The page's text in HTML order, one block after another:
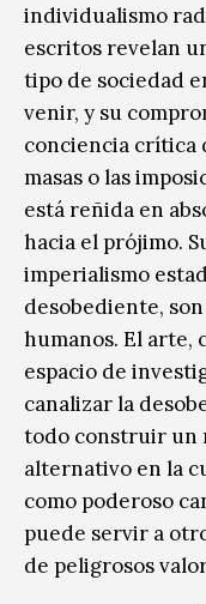
individualismo
escritos revelan
tipo de sociedad
venir, y su
conciencia crítica
masas o las
está reñida en
hacia el prójimo.
imperialismo
desobediente,
humanos. El arte,
espacio de
canalizar la
todo construir un
alternativo en la
como poderoso
puede servir a
de peligrosos